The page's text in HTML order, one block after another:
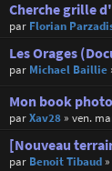
Cherche grille
par Florian
Les Orages
par Michael Baillie
Mon book
parXav28» ven.
[Nouveau
par Benoit Tibaud»